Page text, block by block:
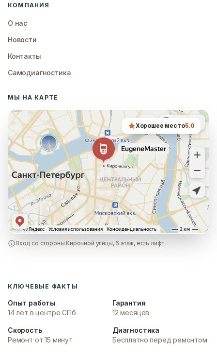
КОМПАНИЯ
О нас
Новости
Контакты
Самодиагностика
МЫ НА КАРТЕ
Хорошее место5.0
Вход со стороны Кирочной улицы, 6 этаж, есть лифт
КЛЮЧЕВЫЕ ФАКТЫ
Опыт работы
14 лет в центре СПб
Гарантия
12 месяцев
Скорость
Ремонт от 15 минут
Диагностика
Бесплатно перед ремонтом